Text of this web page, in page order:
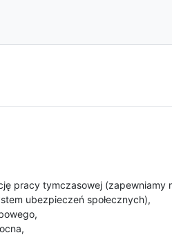
pracy tymczasowej (zapewniamy
ubezpieczeń społecznych),